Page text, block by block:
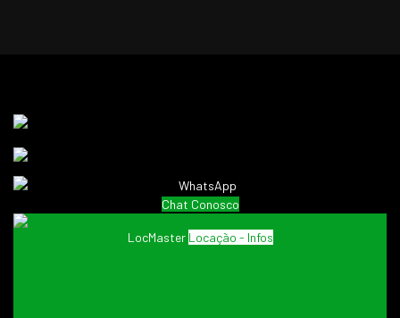
Chat Conosco
LocMaster Locação - Infos